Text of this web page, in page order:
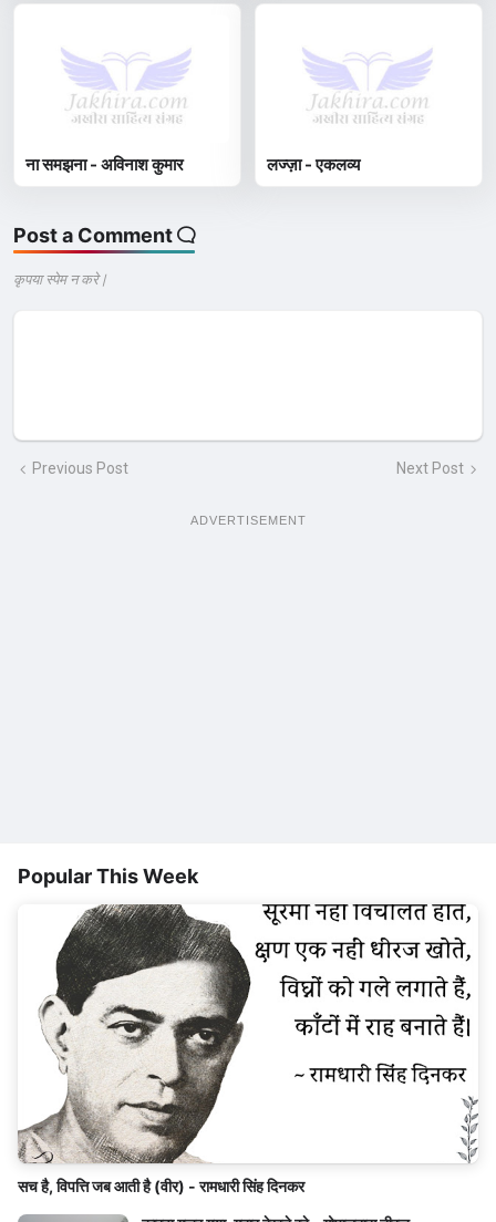
ना समझना - अविनाश कुमार लज्ज़ा - एकलव्य
Post a Comment
कृपया स्पेम न करे |
Previous Post Next Post
ADVERTISEMENT
Popular This Week
सच है, विपत्ति जब आती है (वीर) - रामधारी सिंह दिनकर